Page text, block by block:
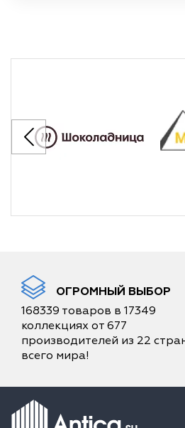
ОГРОМНЫЙ ВЫБОР
168339 товаров в 17349
коллекциях от 677
производителей из 22
всего мира!